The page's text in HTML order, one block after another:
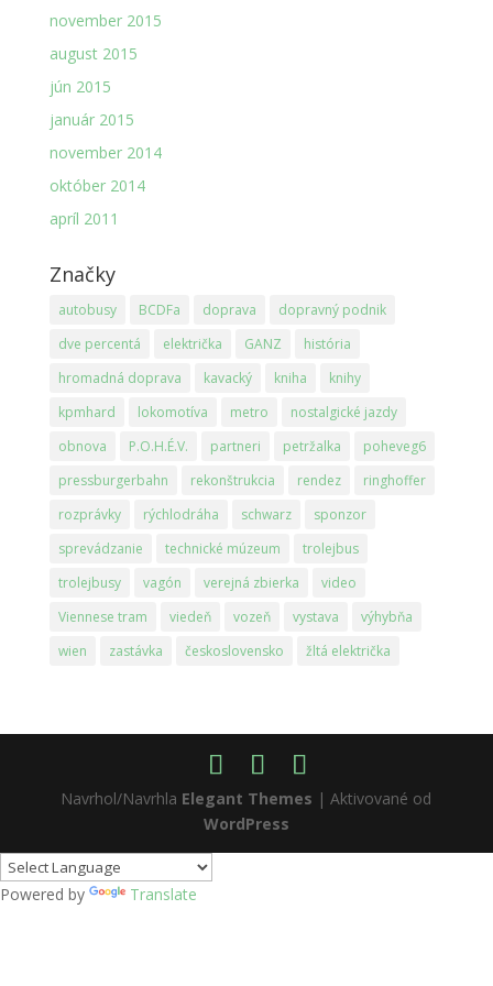
november 2015
august 2015
jún 2015
január 2015
november 2014
október 2014
apríl 2011
Značky
autobusy BCDFa doprava
dopravný podnik
dve percentá
električka GANZ
história
hromadná doprava
kavacký kniha
knihy
kpmhard
lokomotíva metro
nostalgické jazdy
obnova
P.O.H.É.V. partneri petržalka
poheveg6
pressburgerbahn
rekonštrukcia rendez
ringhoffer
rozprávky
rýchlodráha schwarz
sponzor
sprevádzanie
technické múzeum
trolejbus
trolejbusy
vagón verejná zbierka
video
Viennese tram
viedeň vozeň vystava
výhybňa
wien
zastávka československo žltá električka
Navrhol/Navrhla Elegant Themes | Aktivované od
WordPress
Powered by Translate